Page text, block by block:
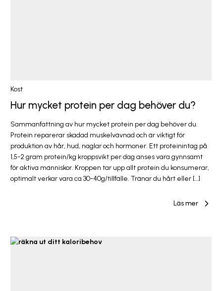
Kost
Hur mycket protein per dag behöver du?
Sammanfattning av hur mycket protein per dag behöver du.
Protein reparerar skadad muskelvävnad och är viktigt för
produktion av hår, hud, naglar och hormoner. Ett proteinintag på
1,5-2 gram protein/kg kroppsvikt per dag anses vara gynnsamt
för aktiva människor. Kroppen tar upp allt protein du konsumerar,
optimalt verkar vara ca 30-40g/tillfälle. Tränar du hårt eller […]
Läs mer